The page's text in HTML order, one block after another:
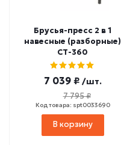
Брусья-пресс 2 в 1
навесные (разборные)
СТ-360
7 039 ₽ /шт.
7 795 ₽
Код товара: spt0033690
В корзину